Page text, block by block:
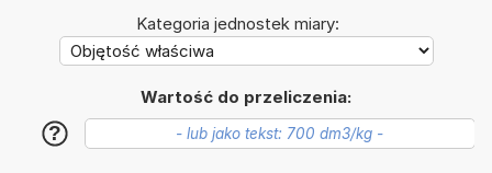
Kategoria jednostek miary:
Wartość do przeliczenia:
?